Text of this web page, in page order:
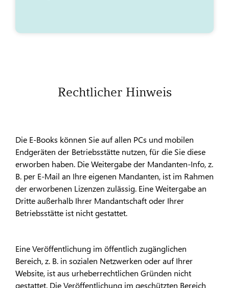
Rechtlicher Hinweis
Die E-Books können Sie auf allen PCs und mobilen
Endgeräten der Betriebsstätte nutzen, für die Sie diese
erworben haben. Die Weitergabe der Mandanten-Info, z.
B. per E-Mail an Ihre eigenen Mandanten, ist im Rahmen
der erworbenen Lizenzen zulässig. Eine Weitergabe an
Dritte außerhalb Ihrer Mandantschaft oder Ihrer
Betriebsstätte ist nicht gestattet.
Eine Veröffentlichung im öffentlich zugänglichen
Bereich, z. B. in sozialen Netzwerken oder auf Ihrer
Website, ist aus urheberrechtlichen Gründen nicht
gestattet. Die Veröffentlichung im geschützten Bereich